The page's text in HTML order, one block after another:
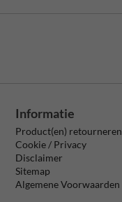
Informatie
Product(en) retourneren
Cookie / Privacy
Disclaimer
Sitemap
Algemene Voorwaarden